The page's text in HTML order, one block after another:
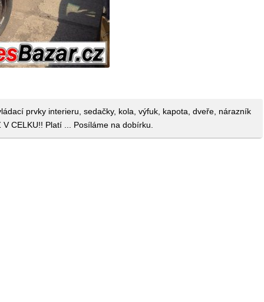
prvky interieru, sedačky, kola, výfuk, kapota, dveře, nárazník
CELKU!! Platí ... Posíláme na dobírku.